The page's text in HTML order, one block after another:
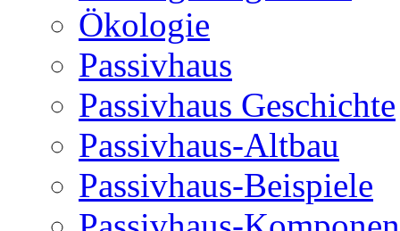
Ökologie
Passivhaus
Passivhaus Geschichte
Passivhaus-Altbau
Passivhaus-Beispiele